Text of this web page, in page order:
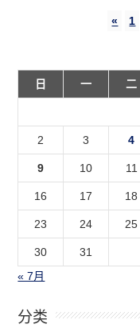
« 1
日
一 二
2 3 4
9 10 11
16 17 18
23 24 25
30
31
« 7月
分类